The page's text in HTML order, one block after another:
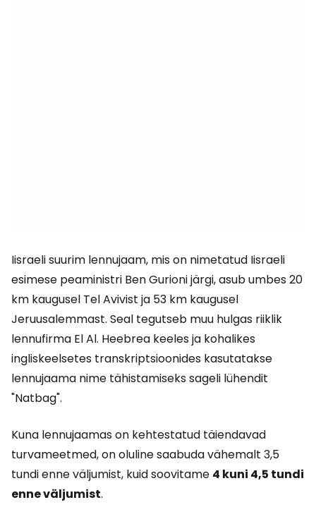
Iisraeli suurim lennujaam, mis on nimetatud Iisraeli
esimese peaministri Ben Gurioni järgi, asub umbes 20
km kaugusel Tel Avivist ja 53 km kaugusel
Jeruusalemmast. Seal tegutseb muu hulgas riiklik
lennufirma El Al. Heebrea keeles ja kohalikes
ingliskeelsetes transkriptsioonides kasutatakse
lennujaama nime tähistamiseks sageli lühendit
"Natbag".
Kuna lennujaamas on kehtestatud täiendavad
turvameetmed, on oluline saabuda vähemalt 3,5
tundi enne väljumist, kuid soovitame 4 kuni 4,5 tundi
enne väljumist.